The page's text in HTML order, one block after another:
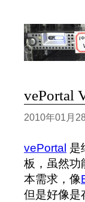
vePortal
2010年01月
vePortal 是
板，虽然功
本需求，像
但是好像是